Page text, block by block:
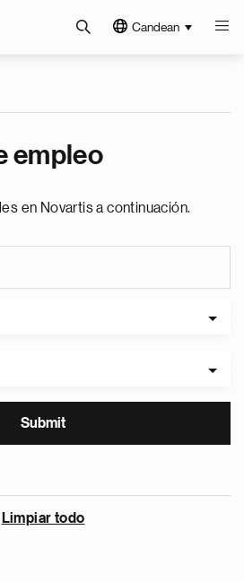
Candean
empleo
en Novartis a continuación.
Limpiar todo